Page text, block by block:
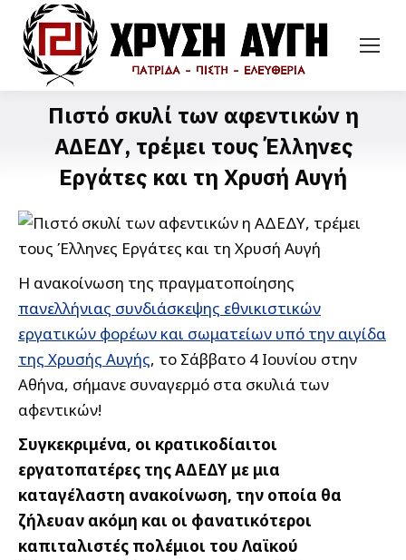
Πιστό σκυλί των αφεντικών η
ΑΔΕΔΥ, τρέμει τους Έλληνες
Εργάτες και τη Χρυσή Αυγή
Η ανακοίνωση της πραγματοποίησης
πανελλήνιας συνδιάσκεψης εθνικιστικών
εργατικών φορέων και σωματείων υπό την αιγίδα
της Χρυσής Αυγής, το Σάββατο 4 Ιουνίου στην
Αθήνα, σήμανε συναγερμό στα σκυλιά των
αφεντικών!
Συγκεκριμένα, οι κρατικοδίαιτοι
εργατοπατέρες της ΑΔΕΔΥ με μια
καταγέλαστη ανακοίνωση, την οποία θα
ζήλευαν ακόμη και οι φανατικότεροι
καπιταλιστές πολέμιοι του Λαϊκού